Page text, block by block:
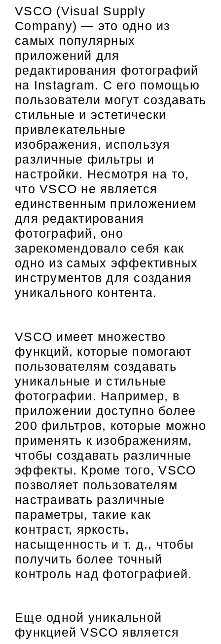
VSCO (Visual Supply
Company) — это одно из
самых популярных
приложений для
редактирования фотографий
на Instagram. С его помощью
пользователи могут создавать
стильные и эстетически
привлекательные
изображения, используя
различные фильтры и
настройки. Несмотря на то,
что VSCO не является
единственным приложением
для редактирования
фотографий, оно
зарекомендовало себя как
одно из самых эффективных
инструментов для создания
уникального контента.
VSCO имеет множество
функций, которые помогают
пользователям создавать
уникальные и стильные
фотографии. Например, в
приложении доступно более
200 фильтров, которые можно
применять к изображениям,
чтобы создавать различные
эффекты. Кроме того, VSCO
позволяет пользователям
настраивать различные
параметры, такие как
контраст, яркость,
насыщенность и т. д., чтобы
получить более точный
контроль над фотографией.
Еще одной уникальной
функцией VSCO является